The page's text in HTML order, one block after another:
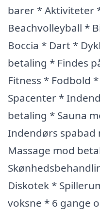
barer * Aktiviteter
Beachvolleyball *
Boccia * Dart *
betaling * Findes
Fitness * Fodbold
Spacenter *
betaling * Sauna
Indendørs
Massage mod
Diskotek *
voksne * 6 gange